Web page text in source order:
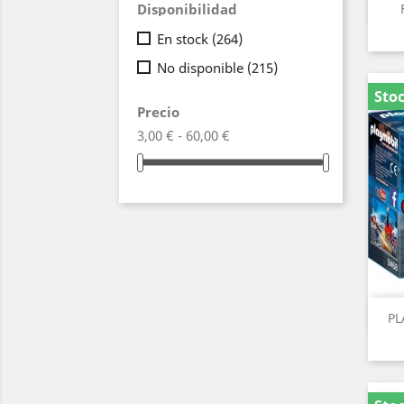
Disponibilidad
En stock (264)
No disponible (215)
Precio
3,00 € - 60,00 €